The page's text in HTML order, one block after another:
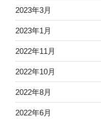
2023年3月
2023年1月
2022年11月
2022年10月
2022年8月
2022年6月